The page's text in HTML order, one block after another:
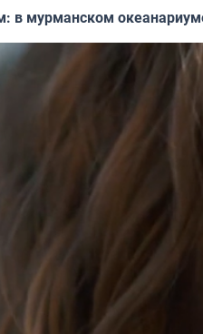
в мурманском